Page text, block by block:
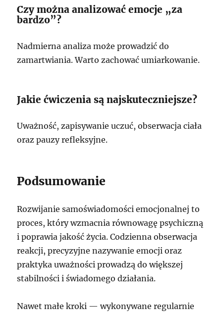
Czy można analizować emocje „za
bardzo”?
Nadmierna analiza może prowadzić do
zamartwiania. Warto zachować umiarkowanie.
Jakie ćwiczenia są najskuteczniejsze?
Uważność, zapisywanie uczuć, obserwacja ciała
oraz pauzy refleksyjne.
Podsumowanie
Rozwijanie samoświadomości emocjonalnej to
proces, który wzmacnia równowagę psychiczną
i poprawia jakość życia. Codzienna obserwacja
reakcji, precyzyjne nazywanie emocji oraz
praktyka uważności prowadzą do większej
stabilności i świadomego działania.
Nawet małe kroki — wykonywane regularnie